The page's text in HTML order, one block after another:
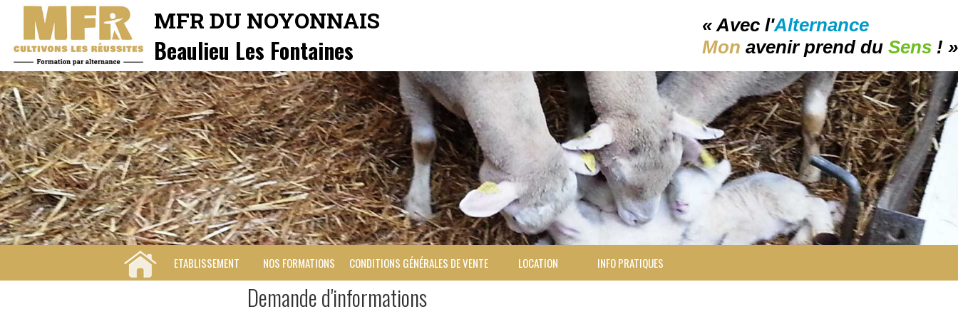
MFR DU NOYONNAIS
Beaulieu Les Fontaines
« Avec l'Alternance
Mon avenir prend du Sens ! »
ETABLISSEMENT NOS FORMATIONS CONDITIONS GÉNÉRALES DE VENTE LOCATION INFO PRATIQUES
Demande d'informations